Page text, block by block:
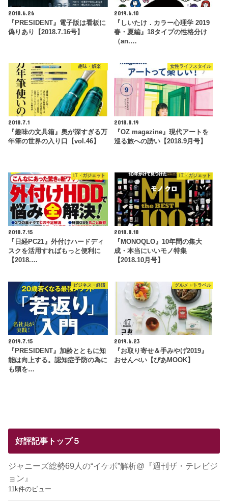
2018.6.26
『PRESIDENT』電子版は看板に
偽りあり【2018.7.16号】
2019.6.10
『しいたけ．カラー心理学 2019
春・夏編』18タイプの性格分け
（an.…
趣味・娯楽
2018.7.1
『趣味の文具箱』奥が深すぎる万
年筆の世界の入り口【vol.46】
女性ライフスタイル
2018.8.19
『OZ magazine』現代アートを
巡る旅への誘い【2018.9月号】
IT・ガジェット
2018.7.15
『日経PC21』外付けハードディ
スクを活用すればもっと便利に
【2018.…
IT・ガジェット
2018.8.18
『MONOQLO』10年間の集大
成・本当にいいモノ特集
【2018.10月号】
ビジネス・経済
2019.7.15
『PRESIDENT』加齢とともに知
能は向上する。認知症予防の為に
も頭を…
グルメ・トラベル
2019.6.23
『お取り寄せ＆手みやげ2019』
おせんべい【ぴあMOOK】
好評記事トップ５
ジャニーズ総勢69人の“イケボ”解析@『週刊ザ・テレビジ
ョン』
11k件のビュー